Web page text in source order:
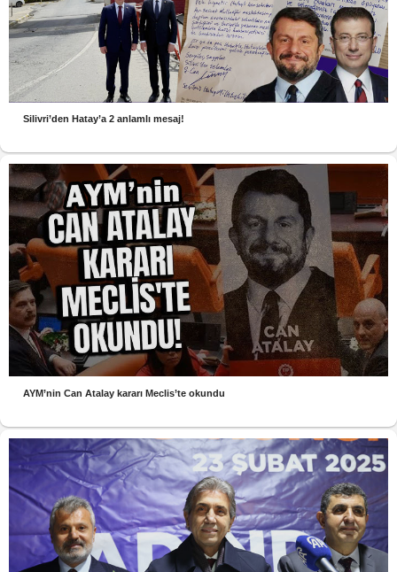
Silivri’den Hatay’a 2 anlamlı mesaj!
AYM’nin Can Atalay kararı Meclis’te okundu